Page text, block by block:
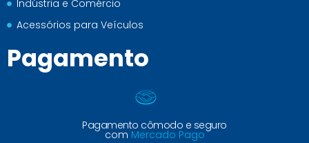
Indústria e Comércio
Acessórios para Veículos
Pagamento
Pagamento cômodo e seguro
com Mercado Pago